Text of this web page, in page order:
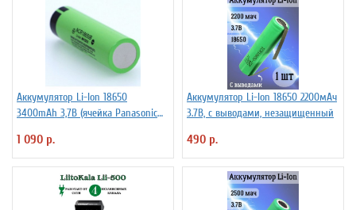
Аккумулятор Li-Ion 18650
3400mAh 3,7В (ячейка Panasonic
1 090 р.
Аккумулятор Li-Ion 18650 2200мАч
3.7В, с выводами, незащищенный
490 р.